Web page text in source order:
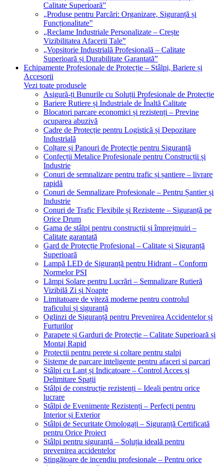
Calitate Superioară”
„Produse pentru Parcări: Organizare, Siguranță și
Funcționalitate”
„Reclame Industriale Personalizate – Crește
Vizibilitatea Afacerii Tale”
„Vopsitorie Industrială Profesională – Calitate
Superioară și Durabilitate Garantată”
Echipamente Profesionale de Protecție – Stâlpi, Bariere și
Accesorii
Vezi toate produsele
Asigură-ți Bunurile cu Soluții Profesionale de Protecție
Bariere Rutiere și Industriale de Înaltă Calitate
Blocatori parcare economici și rezistenți – Previne
ocuparea abuzivă
Cadre de Protecție pentru Logistică și Depozitare
Industrială
Colțare și Panouri de Protecție pentru Siguranță
Confecții Metalice Profesionale pentru Construcții și
Industrie
Conuri de semnalizare pentru trafic și șantiere – livrare
rapidă
Conuri de Semnalizare Profesionale – Pentru Șantier și
Industrie
Conuri de Trafic Flexibile și Rezistente – Siguranță pe
Orice Drum
Gama de stâlpi pentru construcții și împrejmuiri –
Calitate garantată
Gard de Protecție Profesional – Calitate și Siguranță
Superioară
Lampă LED de Siguranță pentru Hidrant – Conform
Normelor PSI
Lămpi Solare pentru Lucrări – Semnalizare Rutieră
Vizibilă Zi și Noapte
Limitatoare de viteză moderne pentru controlul
traficului și siguranță
Oglinzi de Siguranță pentru Prevenirea Accidentelor și
Furturilor
Parapete și Garduri de Protecție – Calitate Superioară și
Montaj Rapid
Protectii pentru perete si coltare pentru stalpi
Sisteme de parcare inteligente pentru afaceri si parcari
Stâlpi cu Lanț și Indicatoare – Control Acces și
Delimitare Spații
Stâlpi de construcție rezistenți – Ideali pentru orice
lucrare
Stâlpi de Evenimente Rezistenți – Perfecți pentru
Interior și Exterior
Stâlpi de Securitate Omologați – Siguranță Certificată
pentru Orice Proiect
Stâlpi pentru siguranță – Soluția ideală pentru
prevenirea accidentelor
Stingătoare de incendiu profesionale – Pentru orice